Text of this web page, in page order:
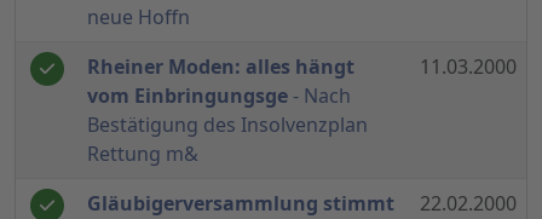
neue Hoffn
Rheiner Moden: alles hängt
vom Einbringungsge - Nach
Bestätigung des Insolvenzplan
Rettung m&
11.03.2000
Gläubigerversammlung stimmt 22.02.2000